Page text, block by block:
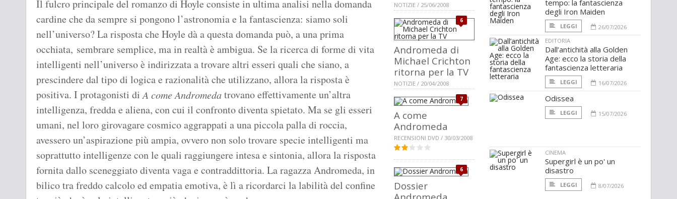
Il fulcro principale del romanzo di Hoyle consiste in ultima analisi nella domanda
cardine che da sempre si pongono l’astronomia e la fantascienza: siamo soli
nell’universo? La risposta che Hoyle dà a questa domanda può, a una prima
occhiata, sembrare semplice, ma in realtà è ambigua. Se la ricerca di forme di vita
intelligenti nell’universo è indirizzata a trovare altri esseri quali che siano, a
prescindere dal tipo di logica e razionalità che utilizzano, allora la risposta è
positiva. I protagonisti di A come Andromedatrovano effettivamente un’altra
intelligenza, fredda e aliena, con cui il confronto diventa spietato. Ma se gli esseri
umani, nel loro girovagare cosmico aggrappati a una piccola palla di roccia,
avessero un’aspirazione più ampia, ovvero non solo trovare specie intelligenti ma
soprattutto intelligenze con le quali raggiungere intesa e sintonia, allora la risposta
fornita dallo sceneggiato diventa vaga e contraddittoria. La ragazza Andromeda, in
bilico tra freddo calcolo ed empatia emotiva, è lì a ricordarci la labilità del confine
NOTIZIE / 25/06/2008
6
Andromeda di
Michael Crichton
ritorna per la TV
NOTIZIE / 20/04/2008
7
A come
Andromeda
RECENSIONI DVD / 30/03/2008
6
Dossier
tempo: la fantascienza
degli Iron Maiden
LEGGI
26/07/2026
EDITORIA
Dall’antichità alla Golden
Age: ecco la storia della
fantascienza letteraria
LEGGI 16/07/2026
Odissea
LEGGI 15/07/2026
CINEMA
Supergirl è un po' un
disastro
LEGGI 8/07/2026